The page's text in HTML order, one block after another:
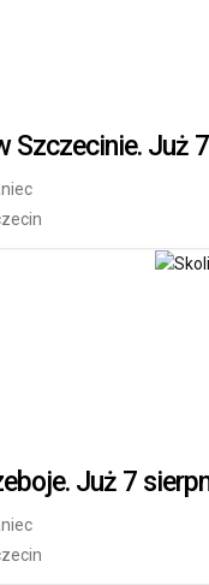
Szczecinie. Już
Już 7